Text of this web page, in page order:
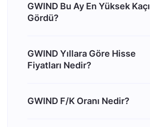
GWIND Bu Ay En Yüksek Kaçı
Gördü?
GWIND Yıllara Göre Hisse
Fiyatları Nedir?
GWIND F/K Oranı Nedir?